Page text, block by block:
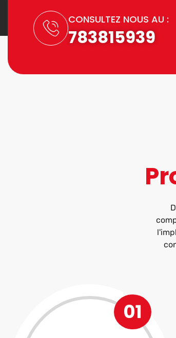
CONSULTEZ NOUS AU :
783815939
01